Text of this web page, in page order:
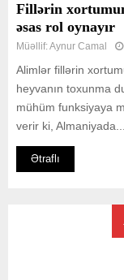
Fillərin
əsas rol oynayır
Müəllif:Aynur Camal
Alimlər fillərin
heyvanın toxunma
mühüm funksiyaya
verir ki, Almaniyada...
Ətraflı